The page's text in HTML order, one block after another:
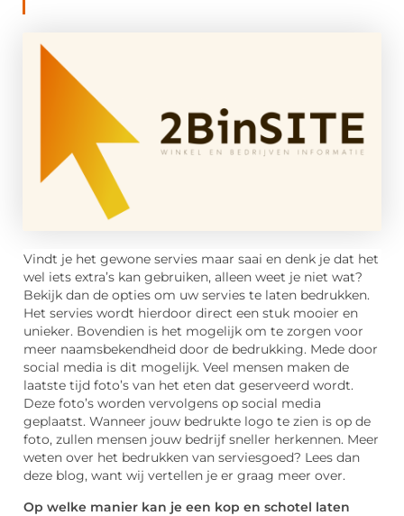
Vindt je het gewone servies maar saai en denk je dat het
wel iets extra’s kan gebruiken, alleen weet je niet wat?
Bekijk dan de opties om uw servies te laten bedrukken.
Het servies wordt hierdoor direct een stuk mooier en
unieker. Bovendien is het mogelijk om te zorgen voor
meer naamsbekendheid door de bedrukking. Mede door
social media is dit mogelijk. Veel mensen maken de
laatste tijd foto’s van het eten dat geserveerd wordt.
Deze foto’s worden vervolgens op social media
geplaatst. Wanneer jouw bedrukte logo te zien is op de
foto, zullen mensen jouw bedrijf sneller herkennen. Meer
weten over het bedrukken van serviesgoed? Lees dan
deze blog, want wij vertellen je er graag meer over.
Op welke manier kan je een kop en schotel laten